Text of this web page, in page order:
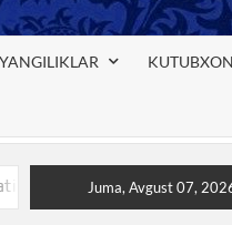
Baliq nimani
Juma, Avgust 07,